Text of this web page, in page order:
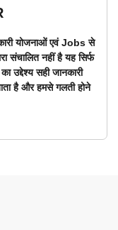
योजनाओं एवं Jobs से
संचालित नहीं है यह सिर्फ
उद्देश्य सही जानकारी
है और हमसे गलती होने